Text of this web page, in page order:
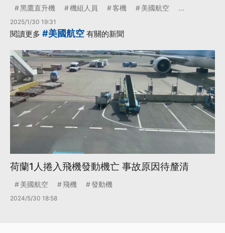
黑鷹直升機 機組人員 客機 美國航空 ...
2025/1/30 19:31
閱讀更多 #美國航空 有關的新聞
荷蘭1人捲入飛機發動機亡 事故原因待釐清
美國航空 飛機 發動機
2024/5/30 18:58